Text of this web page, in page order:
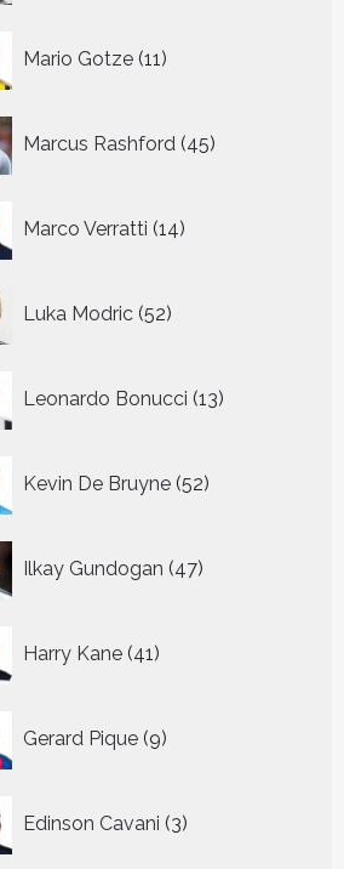
Mario Gotze 11
producten
Marcus Rashford 45
producten
Marco Verratti 14
producten
Luka Modric 52
producten
Leonardo Bonucci 13
producten
Kevin De Bruyne 52
producten
Ilkay Gundogan 47
producten
Harry Kane 41
producten
Gerard Pique 9
producten
Edinson Cavani 3
producten